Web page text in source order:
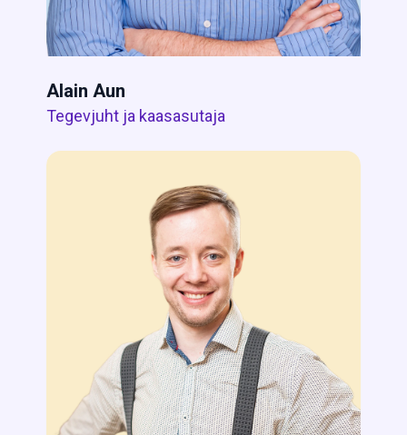
Alain Aun
Tegevjuht ja kaasasutaja